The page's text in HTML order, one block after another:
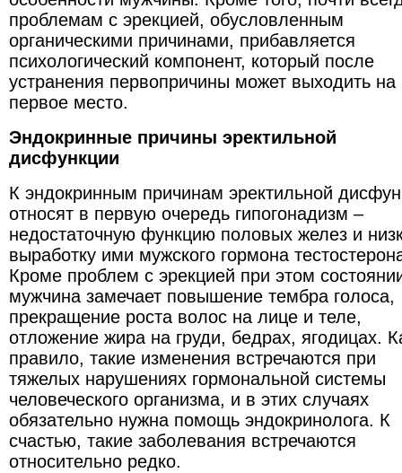
проблемам с эрекцией, обусловленным
органическими причинами, прибавляется
психологический компонент, который после
устранения первопричины может выходить на
первое место.
Эндокринные причины эректильной
дисфункции
К эндокринным причинам эректильной
относят в первую очередь гипогонадизм –
недостаточную функцию половых желез и
выработку ими мужского гормона
Кроме проблем с эрекцией при этом
мужчина замечает повышение тембра голоса,
прекращение роста волос на лице и теле,
отложение жира на груди, бедрах, ягодицах.
правило, такие изменения встречаются при
тяжелых нарушениях гормональной системы
человеческого организма, и в этих случаях
обязательно нужна помощь эндокринолога. К
счастью, такие заболевания встречаются
относительно редко.